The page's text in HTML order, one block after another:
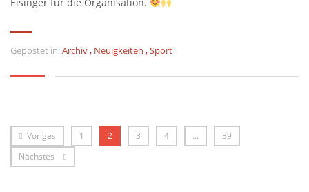
Gepostet in:Archiv, Neuigkeiten ,Sport
Voriges 1 2 3 4 …
39
Nächstes